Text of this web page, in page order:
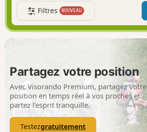
Filtres NOUVEAU
Partagez votre position
Avec Visorando Premium, partagez votre
position en temps réel à vos proches et
partez l’esprit tranquille.
Testezgratuitement